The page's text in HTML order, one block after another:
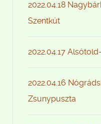
2022.04.18
Szentkút
2022.04.17
2022.04.16
Zsunypuszta